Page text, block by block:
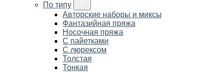
По типу
Авторские наборы и миксы
Фантазийная пряжа
Носочная пряжа
С пайетками
С люрексом
Толстая
Тонкая